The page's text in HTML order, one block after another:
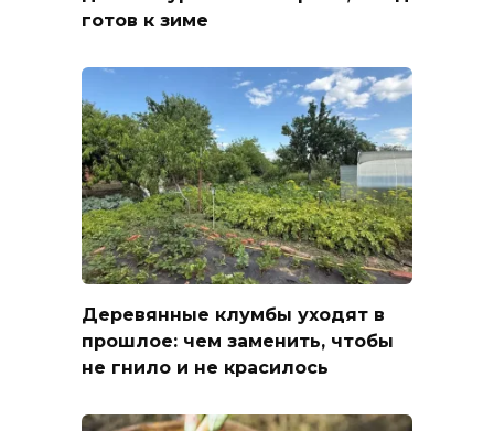
готов к зиме
Деревянные клумбы уходят в
прошлое: чем заменить, чтобы
не гнило и не красилось